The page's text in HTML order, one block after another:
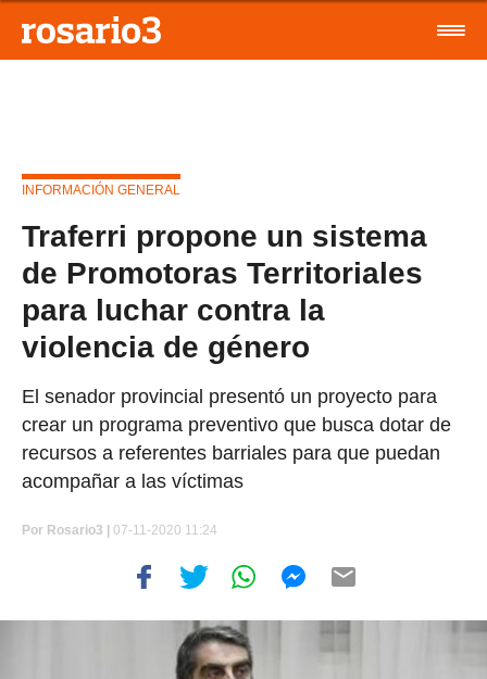
INFORMACIÓN GENERAL
Traferri propone un sistema
de Promotoras Territoriales
para luchar contra la
violencia de género
El senador provincial presentó un proyecto para
crear un programa preventivo que busca dotar de
recursos a referentes barriales para que puedan
acompañar a las víctimas
Por Rosario3 | 07-11-2020 11:24